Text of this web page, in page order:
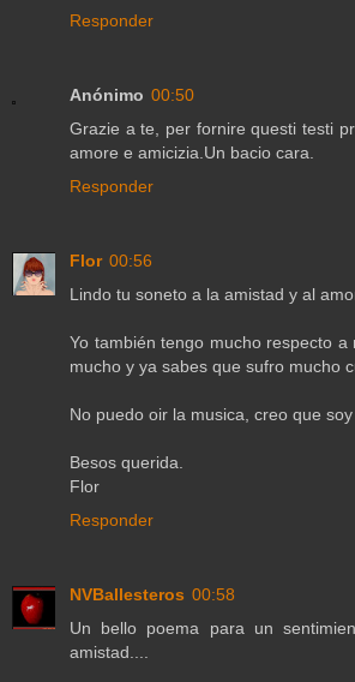
Responder
Anónimo 00:50
Grazie a te, per fornire questi testi
amore e amicizia.Un bacio cara.
Responder
Flor 00:56
Lindo tu soneto a la amistad y al
Yo también tengo mucho respecto
mucho y ya sabes que sufro mucho
No puedo oir la musica, creo que soy
Besos querida.
Flor
Responder
NVBallesteros 00:58
Un bello poema para un
amistad....